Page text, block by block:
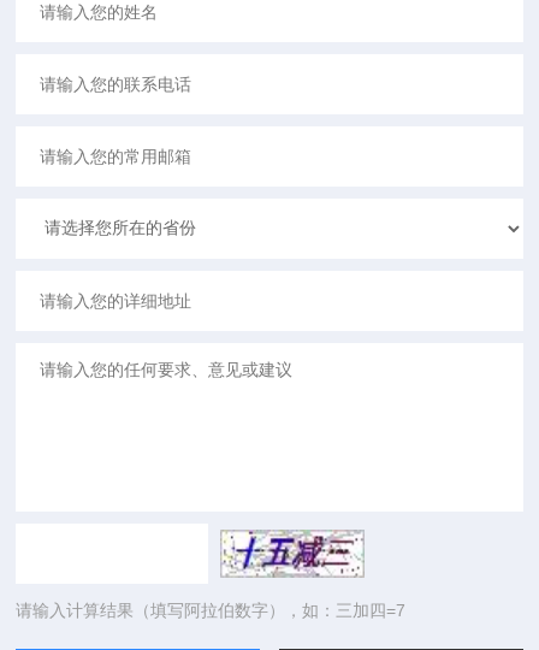
请输入计算结果（填写阿拉伯数字），如：三加四=7